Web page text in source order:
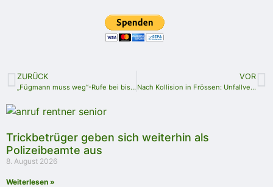
ZURÜCK
„Fügmann muss weg“-Rufe bei bisher größtem Anti-Corona-Protest im Saale-Orla-Kreis
VOR
Nach Kollision in Frössen: Unfallverursacher ermittelt
Trickbetrüger geben sich weiterhin als
Polizeibeamte aus
8. August 2026
Weiterlesen »